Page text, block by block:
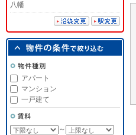
八幡
アパート
マンション
一戸建て
～